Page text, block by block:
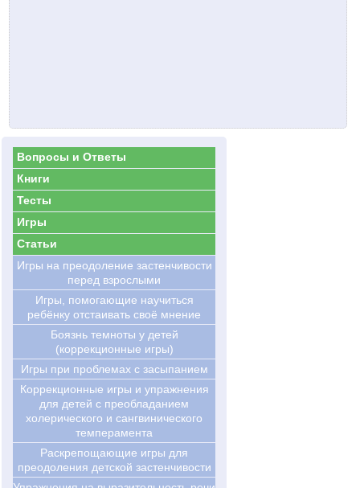
Вопросы и Ответы
Книги
Тесты
Игры
Статьи
Игры на преодоление застенчивости
перед взрослыми
Игры, помогающие научиться
ребёнку отстаивать своё мнение
Боязнь темноты у детей
(коррекционные игры)
Игры при проблемах с засыпанием
Коррекционные игры и упражнения
для детей с преобладанием
холерического и сангвинического
темперамента
Раскрепощающие игры для
преодоления детской застенчивости